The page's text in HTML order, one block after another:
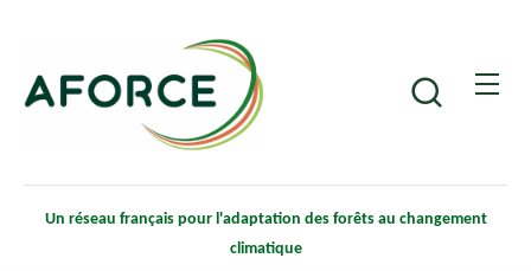
contenu
principal
Un réseau français pour l'adaptation des forêts au changement
climatique